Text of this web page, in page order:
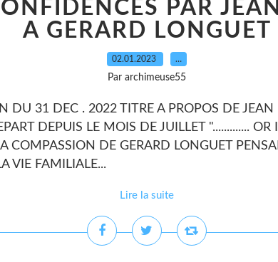
PAR
A GERARD LONGUET
02.01.2023 …
Par archimeuse55
DU 31 DEC . 2022 TITRE A PROPOS DE
DEPUIS LE MOIS DE JUILLET "............. OR
COMPASSION DE GERARD LONGUET
VIE FAMILIALE...
Lire la suite